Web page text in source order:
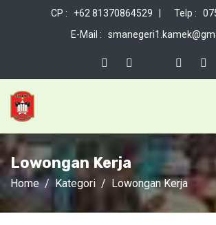
CP : +62 81370864529 |
Telp :
E-Mail :
Lowongan Kerja
Home Kategori Lowongan Kerja